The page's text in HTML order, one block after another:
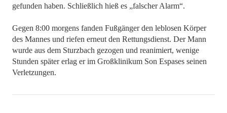
gefunden haben. Schließlich hieß es „falscher Alarm“.
Gegen 8:00 morgens fanden Fußgänger den leblosen Körper
des Mannes und riefen erneut den Rettungsdienst. Der Mann
wurde aus dem Sturzbach gezogen und reanimiert, wenige
Stunden später erlag er im Großklinikum Son Espases seinen
Verletzungen.